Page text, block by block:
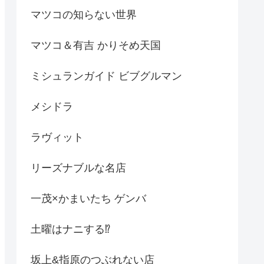
マツコの知らない世界
マツコ＆有吉 かりそめ天国
ミシュランガイド ビブグルマン
メシドラ
ラヴィット
リーズナブルな名店
一茂×かまいたち ゲンバ
土曜はナニする⁉
坂上&指原のつぶれない店